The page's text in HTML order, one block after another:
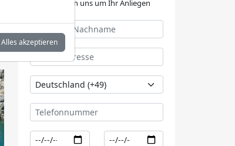
Wir kümmern uns um Ihr Anliegen
Alles akzeptieren